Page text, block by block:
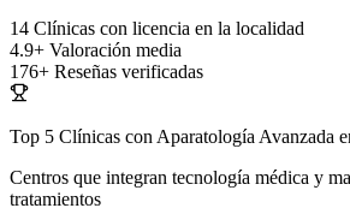
14 Clínicas con licencia en la localidad
4.9+ Valoración media
176+ Reseñas verificadas
Top 5 Clínicas con Aparatología Avanzada
Centros que integran tecnología médica y
tratamientos